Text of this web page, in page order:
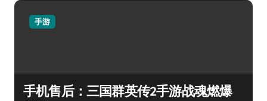
手游
手机售后：三国群英传2手游战魂燃爆